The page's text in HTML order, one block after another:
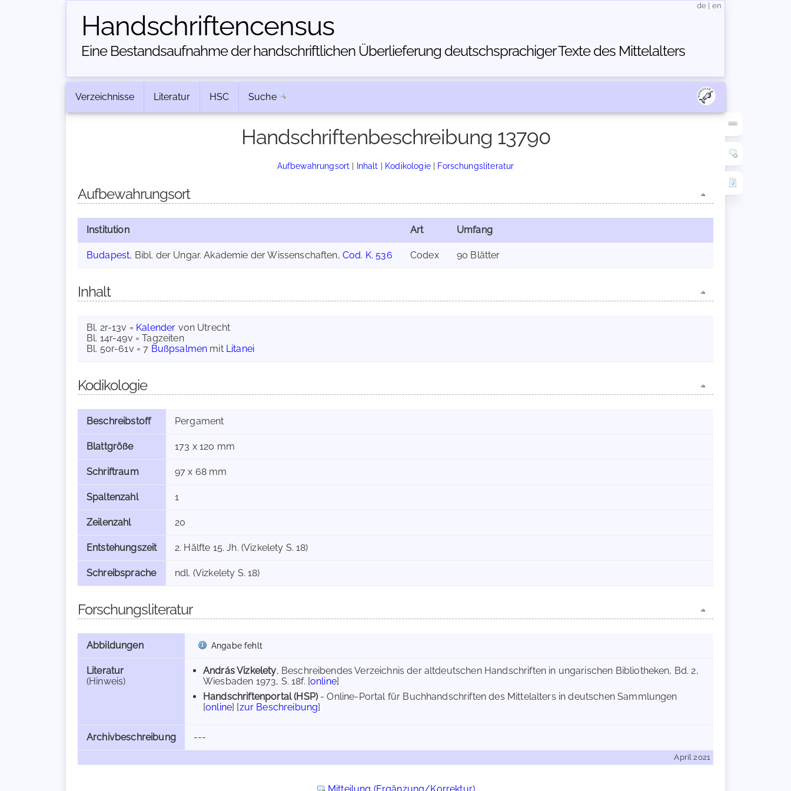
Handschriften­census
Eine Bestandsaufnahme der handschriftlichen Über­lieferung deutschsprachiger Texte des Mittelalters
de en
Verzeichnisse Literatur HSC Suche
Handschriftenbeschreibung 13790
Aufbewahrungsort | Inhalt | Kodikologie| Forschungsliteratur
Aufbewahrungsort
Institution Art Umfang
Budapest, Bibl. der Ungar. Akademie der Wissenschaften, Cod. K. 536 Codex 90 Blätter
Inhalt
Bl. 2r-13v = Kalender von Utrecht
Bl. 14r-49v = Tagzeiten
Bl. 50r-61v = 7 Bußpsalmen mit Litanei
Kodikologie
Beschreibstoff Pergament
Blattgröße 173 x 120 mm
Schriftraum 97 x 68 mm
Spaltenzahl 1
Zeilenzahl 20
Entstehungszeit 2. Hälfte 15. Jh. (Vizkelety S. 18)
Schreibsprache ndl. (Vizkelety S. 18)
Forschungsliteratur
Abbildungen Angabe fehlt
Literatur
(Hinweis)
András Vizkelety, Beschreibendes Verzeichnis der altdeutschen Handschriften in ungarischen Bibliotheken, Bd. 2,
Wiesbaden 1973, S. 18f. [online]
Handschriftenportal (HSP)- Online-Portal für Buchhandschriften des Mittelalters in deutschen Sammlungen
[online] [zur Beschreibung]
Archivbeschreibung ---
April 2021